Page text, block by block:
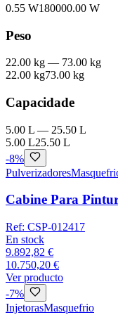
0.55 W180000.00 W
Peso
22.00 kg — 73.00 kg
22.00 kg73.00 kg
Capacidade
5.00 L — 25.50 L
5.00 L25.50 L
-8%
Pulverizadores
Cabine Para
Ref: CSP-012417
En stock
9.892,82 €
10.750,20 €
Ver producto
-7%
InjetorasMasquefrio